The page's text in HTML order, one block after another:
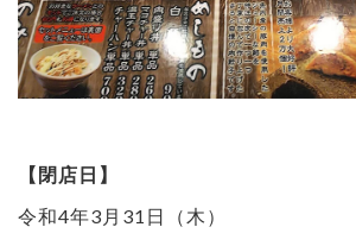
【閉店日】
令和4年3月31日（木）